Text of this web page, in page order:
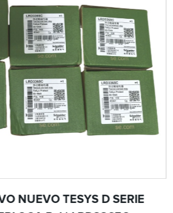
NUEVO TESYS D SERIE